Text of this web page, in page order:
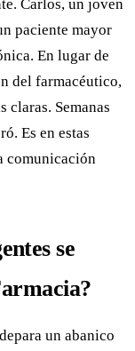
Carlos, un joven
paciente mayor
En lugar de
del farmacéutico,
claras. Semanas
Es en estas
comunicación
se
un abanico